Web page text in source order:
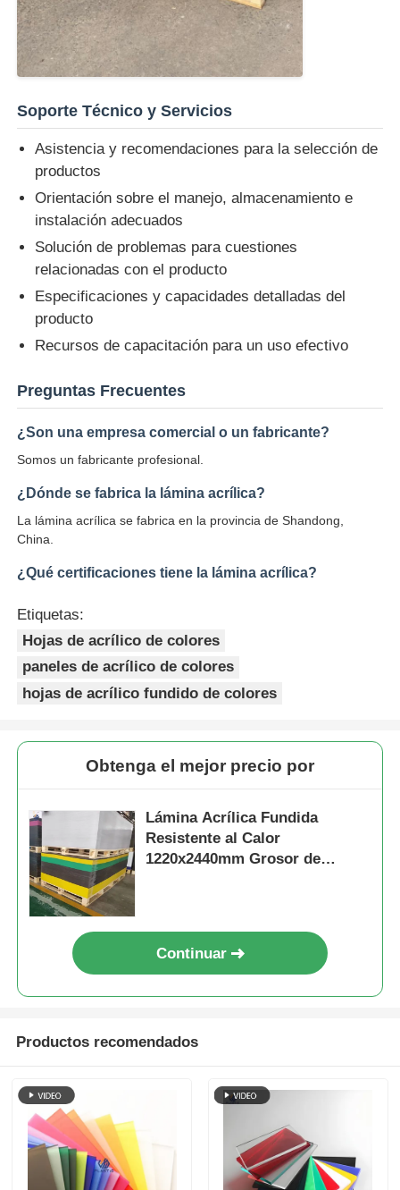
Soporte Técnico y Servicios
Asistencia y recomendaciones para la selección de
productos
Orientación sobre el manejo, almacenamiento e
instalación adecuados
Solución de problemas para cuestiones
relacionadas con el producto
Especificaciones y capacidades detalladas del
producto
Recursos de capacitación para un uso efectivo
Preguntas Frecuentes
¿Son una empresa comercial o un fabricante?
Somos un fabricante profesional.
¿Dónde se fabrica la lámina acrílica?
La lámina acrílica se fabrica en la provincia de Shandong,
China.
¿Qué certificaciones tiene la lámina acrílica?
Etiquetas:
Hojas de acrílico de colores
paneles de acrílico de colores
hojas de acrílico fundido de colores
Obtenga el mejor precio por
Lámina Acrílica Fundida
Resistente al Calor
1220x2440mm Grosor de
Continuar
Productos recomendados